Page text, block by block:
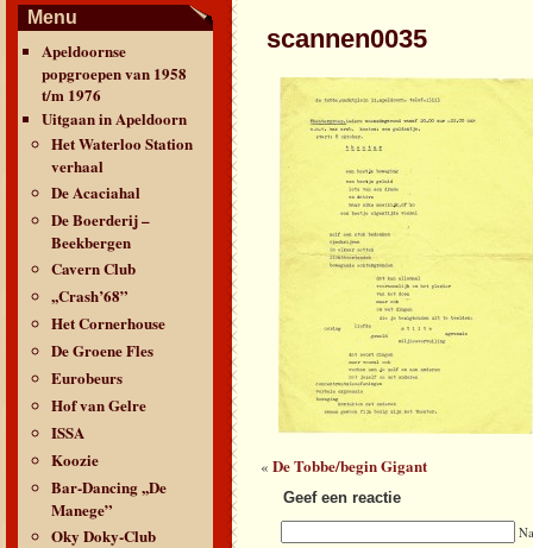
JAREN 60 FESTIVALS & REÜNIES
CONTACT & VERANTWOORDING LINKS LAATSTE UPDATES
Menu
Apeldoornse
popgroepen van 1958
t/m 1976
Uitgaan in Apeldoorn
Het Waterloo Station
verhaal
De Acaciahal
De Boerderij –
Beekbergen
Cavern Club
,,Crash’68”
Het Cornerhouse
De Groene Fles
Eurobeurs
Hof van Gelre
ISSA
Koozie
Bar-Dancing ,,De
Manege”
Oky Doky-Club
scannen0035
«De Tobbe/begin Gigant
Geef een reactie